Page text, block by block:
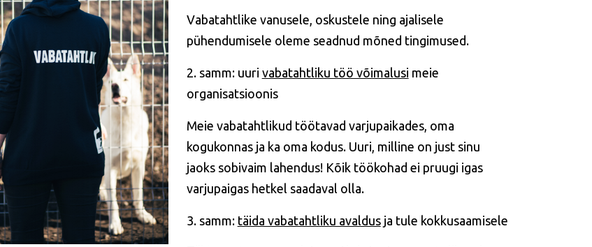
Vabatahtlike vanusele, oskustele ning ajalisele
pühendumisele oleme seadnud mõned tingimused.
2. samm: uuri vabatahtliku töö võimalusi meie
organisatsioonis
Meie vabatahtlikud töötavad varjupaikades, oma
kogukonnas ja ka oma kodus. Uuri, milline on just sinu
jaoks sobivaim lahendus! Kõik töökohad ei pruugi igas
varjupaigas hetkel saadaval olla.
3. samm: täida vabatahtliku avaldusja tule kokkusaamisele